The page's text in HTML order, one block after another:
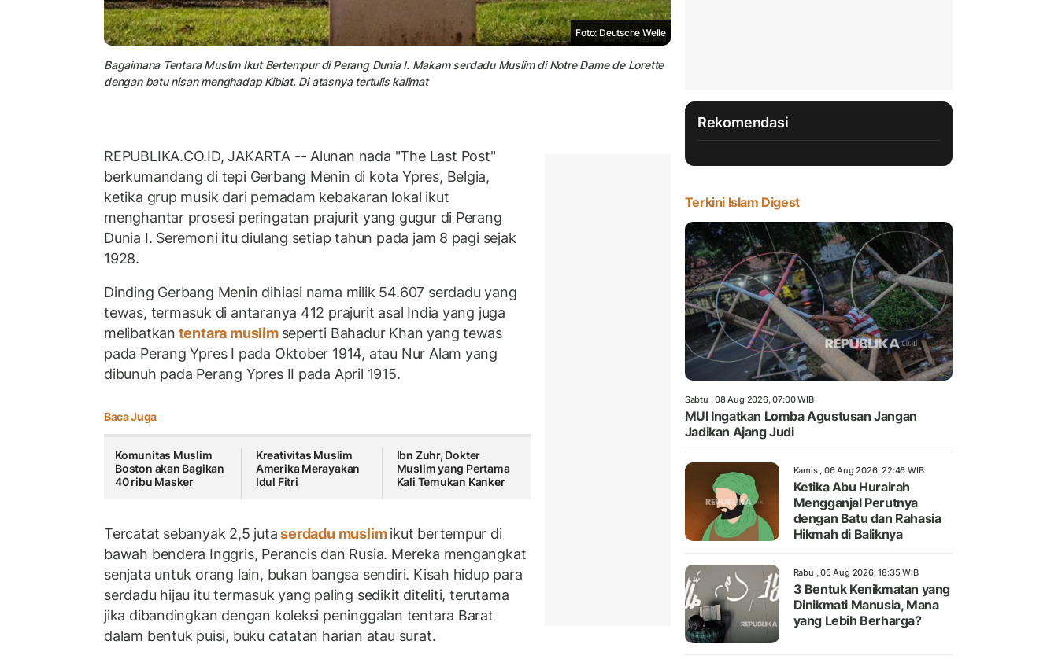
Foto: Deutsche Welle
Bagaimana Tentara Muslim Ikut Bertempur di Perang Dunia I. Makam serdadu Muslim di Notre Dame de Lorette
dengan batu nisan menghadap Kiblat. Di atasnya tertulis kalimat
REPUBLIKA.CO.ID, JAKARTA -- Alunan nada "The Last Post"
berkumandang di tepi Gerbang Menin di kota Ypres, Belgia,
ketika grup musik dari pemadam kebakaran lokal ikut
menghantar prosesi peringatan prajurit yang gugur di Perang
Dunia I. Seremoni itu diulang setiap tahun pada jam 8 pagi sejak
1928.
Dinding Gerbang Menin dihiasi nama milik 54.607 serdadu yang
tewas, termasuk di antaranya 412 prajurit asal India yang juga
melibatkan tentara muslim seperti Bahadur Khan yang tewas
pada Perang Ypres I pada Oktober 1914, atau Nur Alam yang
dibunuh pada Perang Ypres II pada April 1915.
Baca Juga
Komunitas Muslim
Boston akan Bagikan
40 ribu Masker
Kreativitas Muslim
Amerika Merayakan
Idul Fitri
Ibn Zuhr, Dokter
Muslim yang Pertama
Kali Temukan Kanker
Tercatat sebanyak 2,5 jutaserdadu muslimikut bertempur di
bawah bendera Inggris, Perancis dan Rusia. Mereka mengangkat
senjata untuk orang lain, bukan bangsa sendiri. Kisah hidup para
serdadu hijau itu termasuk yang paling sedikit diteliti, terutama
jika dibandingkan dengan koleksi peninggalan tentara Barat
dalam bentuk puisi, buku catatan harian atau surat.
Rekomendasi
Terkini Islam Digest
Sabtu , 08 Aug 2026, 07:00 WIB
MUI Ingatkan Lomba Agustusan Jangan
Jadikan Ajang Judi
Kamis , 06 Aug 2026, 22:46 WIB
Ketika Abu Hurairah
Mengganjal Perutnya
dengan Batu dan Rahasia
Hikmah di Baliknya
Rabu , 05 Aug 2026, 18:35 WIB
3 Bentuk Kenikmatan yang
Dinikmati Manusia, Mana
yang Lebih Berharga?